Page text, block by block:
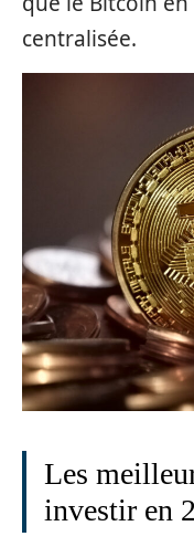
centralisée.
Les
investir en